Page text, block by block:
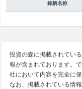
銘柄名称
投資の森に掲載されてい
報が含まれております。
社において内容を完全に
なお、掲載されている情